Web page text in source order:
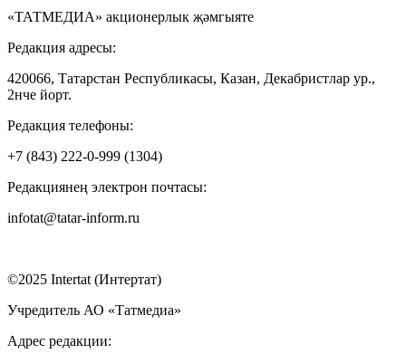
«ТАТМЕДИА» акционерлык җәмгыяте
Редакция адресы:
420066, Татарстан Республикасы, Казан, Декабристлар ур.,
2нче йорт.
Редакция телефоны:
+7 (843) 222-0-999 (1304)
Редакциянең электрон почтасы:
infotat@tatar-inform.ru
©2025 Intertat (Интертат)
Учредитель АО «Татмедиа»
Адрес редакции: